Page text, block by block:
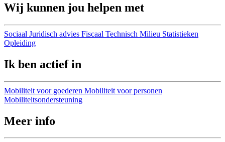
Wij kunnen jou helpen met
Sociaal Juridisch advies Fiscaal Technisch Milieu Statistieken
Opleiding
Ik ben actief in
Mobiliteit voor goederen Mobiliteit voor personen
Mobiliteitsondersteuning
Meer info